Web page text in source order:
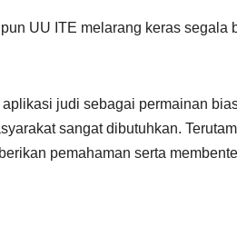
UU ITE melarang keras segala
judi sebagai permainan
sangat dibutuhkan.
pemahaman serta